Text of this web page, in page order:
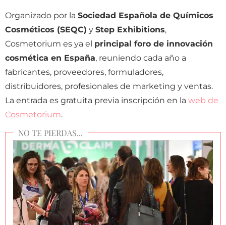
Organizado por la Sociedad Española de Químicos
Cosméticos (SEQC) y Step Exhibitions,
Cosmetorium es ya el principal foro de innovación
cosmética en España, reuniendo cada año a
fabricantes, proveedores, formuladores,
distribuidores, profesionales de marketing y ventas.
La entrada es gratuita previa inscripción en la web de
Cosmetorium.